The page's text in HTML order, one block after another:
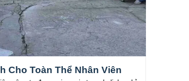
Cho Toàn Thể Nhân Viên